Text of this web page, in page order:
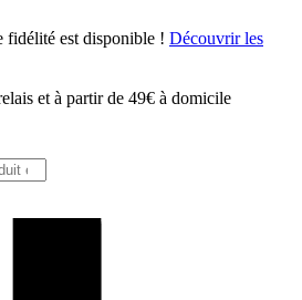
fidélité est disponible ! Découvrir les
et à partir de 49€ à domicile